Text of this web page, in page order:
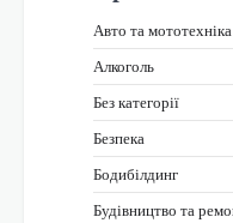
Авто та мототехніка
Алкоголь
Без категорії
Безпека
Бодибілдинг
Будівництво та